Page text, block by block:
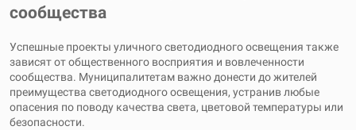
сообщества
Успешные проекты уличного светодиодного освещения также
зависят от общественного восприятия и вовлеченности
сообщества. Муниципалитетам важно донести до жителей
преимущества светодиодного освещения, устранив любые
опасения по поводу качества света, цветовой температуры или
безопасности.